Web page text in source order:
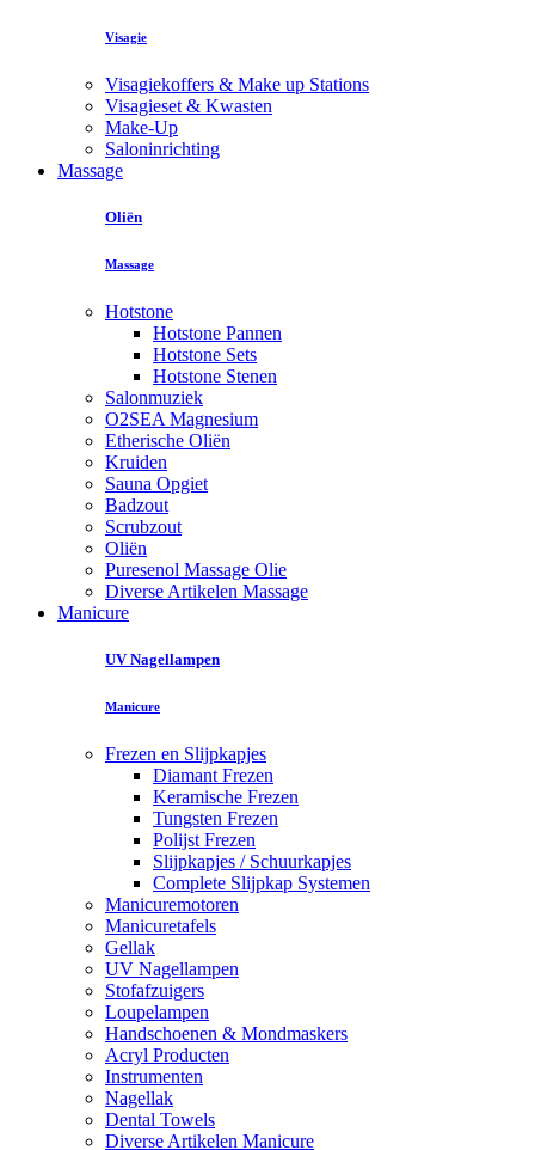
Visagie
Visagiekoffers & Make up Stations
Visagieset & Kwasten
Make-Up
Saloninrichting
Massage
Oliën
Massage
Hotstone
Hotstone Pannen
Hotstone Sets
Hotstone Stenen
Salonmuziek
O2SEA Magnesium
Etherische Oliën
Kruiden
Sauna Opgiet
Badzout
Scrubzout
Oliën
Puresenol Massage Olie
Diverse Artikelen Massage
Manicure
UV Nagellampen
Manicure
Frezen en Slijpkapjes
Diamant Frezen
Keramische Frezen
Tungsten Frezen
Polijst Frezen
Slijpkapjes / Schuurkapjes
Complete Slijpkap Systemen
Manicuremotoren
Manicuretafels
Gellak
UV Nagellampen
Stofafzuigers
Loupelampen
Handschoenen & Mondmaskers
Acryl Producten
Instrumenten
Nagellak
Dental Towels
Diverse Artikelen Manicure